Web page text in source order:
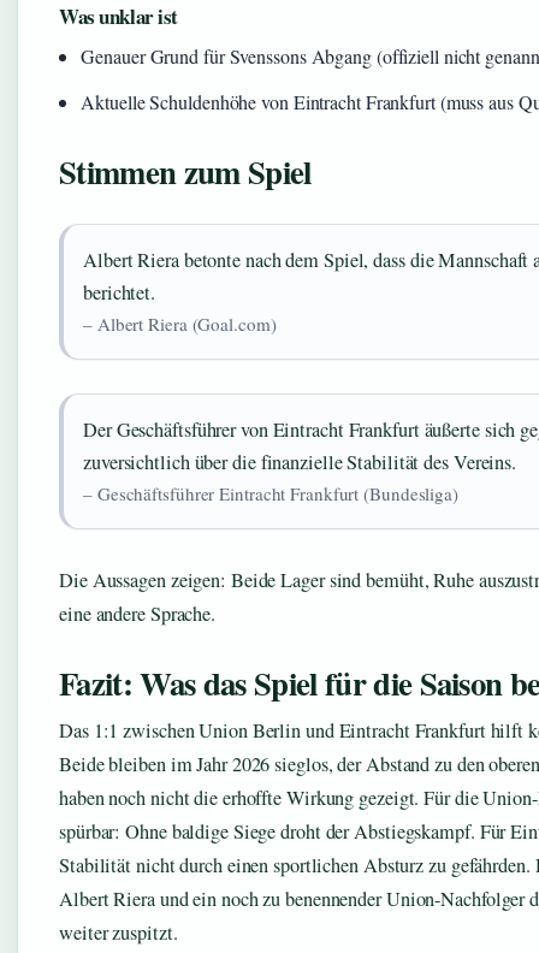
Was unklar ist
Genauer Grund für Svenssons Abgang (offiziell nicht
Aktuelle Schuldenhöhe von Eintracht Frankfurt (muss aus
Stimmen zum Spiel
Albert Riera betonte nach dem Spiel, dass die
berichtet.
– Albert Riera (Goal.com)
Der Geschäftsführer von Eintracht Frankfurt äußerte sich
zuversichtlich über die finanzielle Stabilität des Vereins.
– Geschäftsführer Eintracht Frankfurt (Bundesliga)
Die Aussagen zeigen: Beide Lager sind bemüht, Ruhe
eine andere Sprache.
Fazit: Was das Spiel für die Saison
Das 1:1 zwischen Union Berlin und Eintracht Frankfurt hilft
Beide bleiben im Jahr 2026 sieglos, der Abstand zu den
haben noch nicht die erhoffte Wirkung gezeigt. Für die
spürbar: Ohne baldige Siege droht der Abstiegskampf. Für
Stabilität nicht durch einen sportlichen Absturz zu
Albert Riera und ein noch zu benennender Union-Nachfolger
weiter zuspitzt.